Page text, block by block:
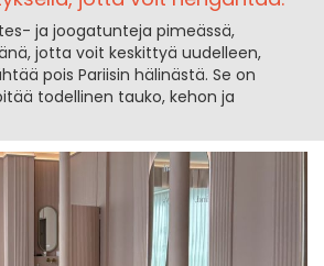
ja joogatunteja pimeässä,
jotta voit keskittyä uudelleen,
pois Pariisin hälinästä. Se on
todellinen tauko, kehon ja